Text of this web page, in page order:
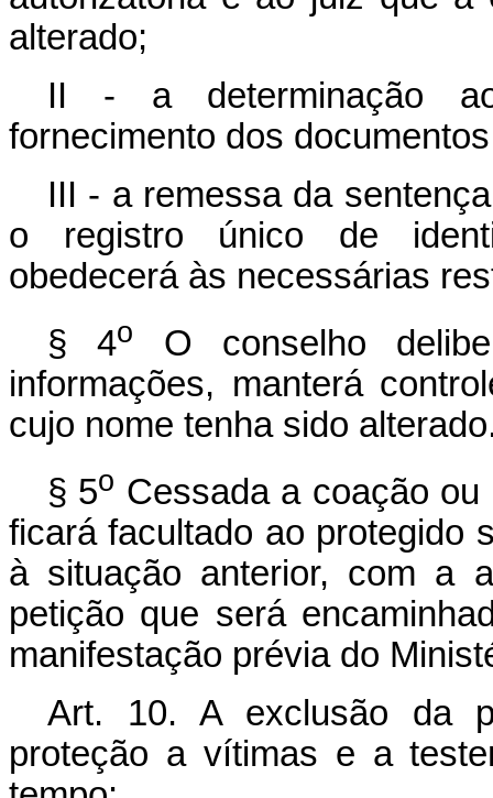
alterado;
II - a determinação
fornecimento dos
III - a remessa da
o registro único de
obedecerá às necessárias
§ 4o
O conselho
informações, manterá
cujo nome tenha sido
§ 5o Cessada a coação
ficará facultado ao protegido
à situação anterior, com a
petição que será
manifestação prévia do
Art. 10. A exclusão da
proteção a vítimas e a